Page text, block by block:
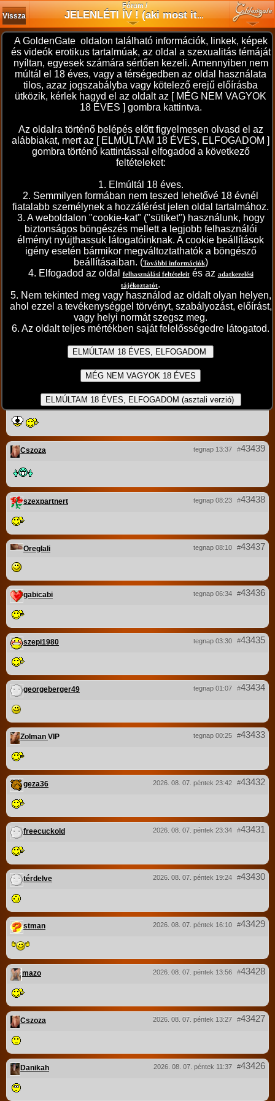
Fórum /
JELENLÉTI ÍV ! (aki most itt van, ugorjon be 1 percre!:-)
Vissza
A GoldenGate oldalon található információk, linkek, képek
és videók erotikus tartalmúak, az oldal a szexualitás témáját
nyíltan, egyesek számára sértően kezeli. Amennyiben nem
múltál el 18 éves, vagy a térségedben az oldal használata
tilos, azaz jogszabályba vagy kötelező erejű előírásba
ütközik, kérlek hagyd el az oldalt az [ MÉG NEM VAGYOK
18 ÉVES ] gombra kattintva.
Az oldalra történő belépés előtt figyelmesen olvasd el az
alábbiakat, mert az [ ELMÚLTAM 18 ÉVES, ELFOGADOM ]
gombra történő kattintással elfogadod a következő
feltételeket:
1. Elmúltál 18 éves.
2. Semmilyen formában nem teszed lehetővé 18 évnél
fiatalabb személynek a hozzáférést jelen oldal tartalmához.
3. A weboldalon "cookie-kat" ("sütiket") használunk, hogy
biztonságos böngészés mellett a legjobb felhasználói
élményt nyújthassuk látogatóinknak. A cookie beállítások
igény esetén bármikor megváltoztathatók a böngésző
beállításaiban. (További információk)
4. Elfogadod az oldal
felhasználási feltételeités az adatkezelési
tájékoztatót.
5. Nem tekinted meg vagy használod az oldalt olyan helyen,
ahol ezzel a tevékenységgel törvényt, szabályozást, előírást,
vagy helyi normát szegsz meg.
6. Az oldalt teljes mértékben saját felelősségedre látogatod.
Szólj hozzá te is!
A téma leírása
JELENLÉTI ÍV !
Egy vigyorjelet ha erre jártok, hogy ne érezzem egyedül magam a sok
hozzászólással és képpel!
(pontgyűjtögető topic, de 1 nap max. 1 bejelentkezéssel!)
Az eddigi hozzászólások
ma 05:55 # 43444
szepi1980
ma 00:29 43443
geza36
tegnap 18:18 #43442
térdelve
tegnap 15:47
tegnap 15:43
branermaister13
tegnap 13:37 #43439
Cszoza
tegnap 08:23 #43438
szexpartnert
tegnap 08:10 #43437
Oreglali
tegnap 06:34 #43436
gabicabi
tegnap 03:30 #43435
szepi1980
tegnap 01:07 #43434
georgeberger49
tegnap 00:25 #43433
Zolman VIP
2026. 08. 07. péntek 23:42 #43432
geza36
2026. 08. 07. péntek 23:34 #43431
freecuckold
2026. 08. 07. péntek 19:24 #43430
térdelve
2026. 08. 07. péntek 16:10 #43429
stman
2026. 08. 07. péntek 13:56 #43428
mazo
2026. 08. 07. péntek 13:27 #43427
Cszoza
2026. 08. 07. péntek 11:37 #43426
Danikah